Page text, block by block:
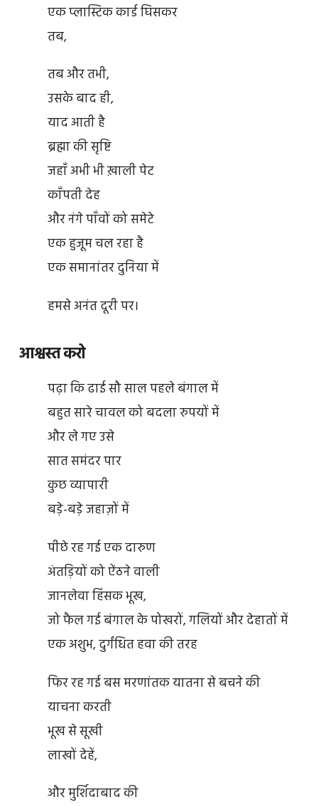
एक प्लास्टिक कार्ड घिसकर
तब,
तब और तभी,
उसके बाद ही,
याद आती है
ब्रह्मा की सृष्टि
जहाँ अभी भी ख़ाली पेट
काँपती देह
और नंगे पाँवों को समेटे
एक हुजूम चल रहा है
एक समानांतर दुनिया में
हमसे अनंत दूरी पर।
आश्वस्त करो
पढ़ा कि ढाई सौ साल पहले बंगाल में
बहुत सारे चावल को बदला रुपयों में
और ले गए उसे
सात समंदर पार
कुछ व्यापारी
बड़े-बड़े जहाज़ों में
पीछे रह गई एक दारुण
अंतड़ियों को ऐंठने वाली
जानलेवा हिंसक भूख,
जो फैल गई बंगाल के पोखरों, गलियों और देहातों में
एक अशुभ, दुर्गंधित हवा की तरह
फिर रह गई बस मरणांतक यातना से बचने की
याचना करती
भूख से सूखी
लाखों देहें,
और मुर्शिदाबाद की